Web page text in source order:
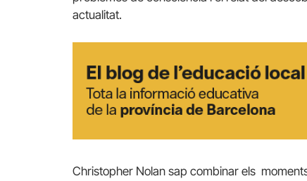
actualitat.
Christopher Nolan sap combinar els